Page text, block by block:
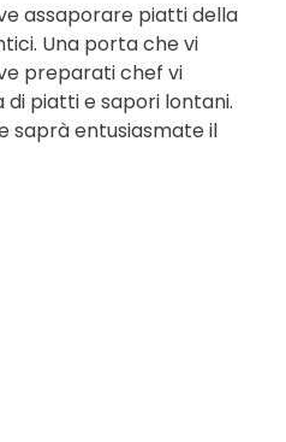
assaporare piatti della
Una porta che vi
preparati chef vi
piatti e sapori lontani.
saprà entusiasmate il